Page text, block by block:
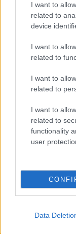
I want to
related to
device
I want to
related to
I want to
related to
I want to
related to
functionality
user
Data
Ελλάδα|
Ο «χάρτης»
τον
τραυματίες
Τα στοιχεία